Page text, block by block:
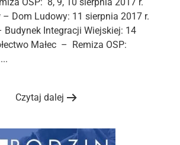
– Dom Ludowy: 11 sierpnia 2017 r.
Budynek Integracji Wiejskiej: 14
Małec – Remiza OSP:
Czytaj dalej